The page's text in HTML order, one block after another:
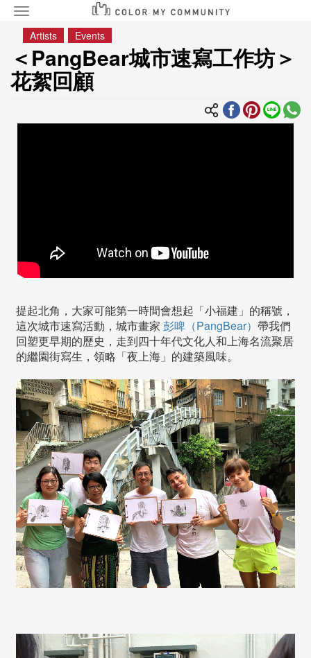
Toggle
navigation
＜PangBear城市速寫工作坊＞
花絮回顧
Artists Events
提起北角，大家可能第一時間會想起「小福建」的稱號，
這次城市速寫活動，城市畫家彭啤（PangBear）帶我們
回塑更早期的歷史，走到四十年代文化人和上海名流聚居
的繼園街寫生，領略「夜上海」的建築風味。